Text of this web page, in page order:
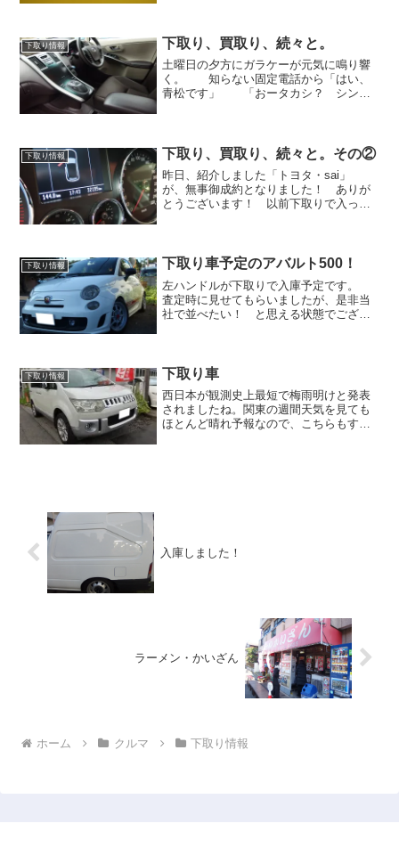
下さいました。たしか３年...
下取り情報 下取り、買取り、続々と。
土曜日の夕方にガラケーが元気に鳴り響
く。 知らない固定電話から「はい、
青松です」 「おータカシ？ シンヤ
のがいいの？」 「軽自動...
下取り情報 下取り、買取り、続々と。その②
昨日、紹介しました「トヨタ・sai」
が、無事御成約となりました！ ありが
とうございます！ 以前下取りで入った
ます。 実用性＆燃費の...
下取り情報 下取り車予定のアバルト500！
左ハンドルが下取りで入庫予定です。
査定時に見せてもらいましたが、是非当
社で並べたい！ と思える状態でござい
コンにファブリック...
下取り情報 下取り車
西日本が観測史上最短で梅雨明けと発表
されましたね。関東の週間天気を見ても
ほとんど晴れ予報なので、こちらもすぐ
入庫しました！
ラーメン・かいざん
ホーム クルマ 下取り情報